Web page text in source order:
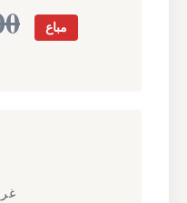
مباع